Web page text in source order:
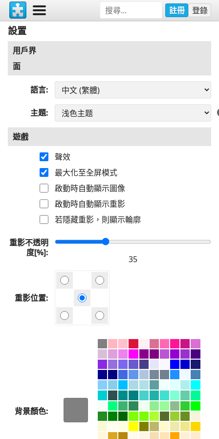
註冊 登錄
設置
用戶界
面
語言
主題
遊戲
聲效
最大化至全屏模式
啟動時自動顯示圖像
啟動時自動顯示重影
若隱藏重影，則顯示輪廓
重影不透明
度[%]
重影位置
背景顏色